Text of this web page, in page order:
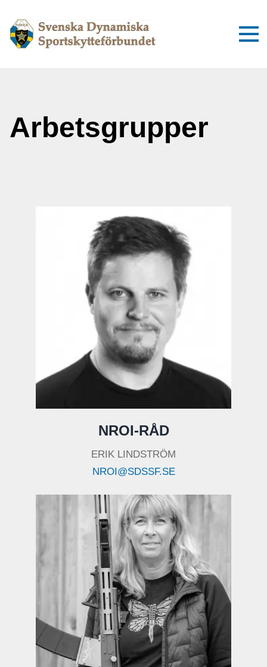
Arbetsgrupper
NROI-RÅD
ERIK LINDSTRÖM
NROI@SDSSF.SE